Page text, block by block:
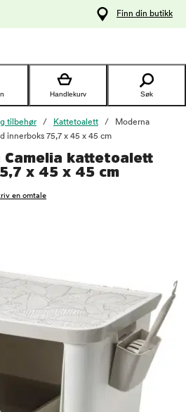
Finn din butikk
Handlekurv Søk
tilbehør Kattetoalett
Moderna
innerboks 75,7 x 45 x 45 cm
Camelia kattetoalett
x 45 x 45 cm
en omtale